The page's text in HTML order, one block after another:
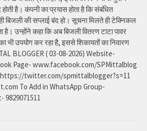
है। कंपनी का प्रयास होता है कि संबंधित
बिजली की सप्लाई बंद हो। सूचना मिलते ही टेक्निकल
है। उन्होंने कहा कि अब बिजली वितरण टाटा पावर
उपयोग कर रहा है, इससे शिकायतों का निवारण
BLOGGER ( 03-08-2026) Website-
Page- www.facebook.com/SPMittalblog
twitter.com/spmittalblogger?s=11
To Add in WhatsApp Group-
9829071511